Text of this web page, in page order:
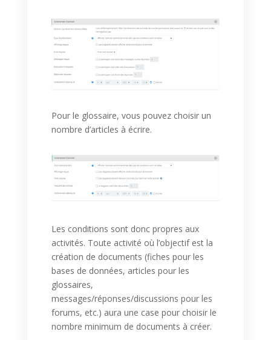
Pour le glossaire, vous pouvez choisir un
nombre d’articles à écrire.
Les conditions sont donc propres aux
activités. Toute activité où l’objectif est la
création de documents (fiches pour les
bases de données, articles pour les
glossaires,
messages/réponses/discussions pour les
forums, etc.) aura une case pour choisir le
nombre minimum de documents à créer.